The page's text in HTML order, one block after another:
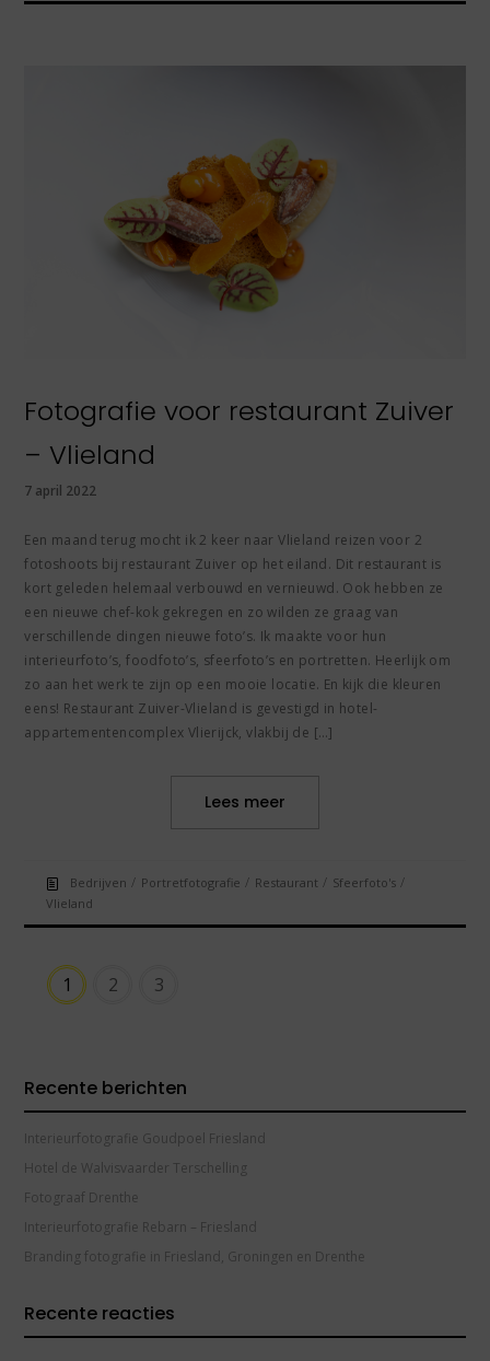
Fotografie voor restaurant Zuiver
– Vlieland
7 april 2022
Een maand terug mocht ik 2 keer naar Vlieland reizen voor 2
fotoshoots bij restaurant Zuiver op het eiland. Dit restaurant is
kort geleden helemaal verbouwd en vernieuwd. Ook hebben ze
een nieuwe chef-kok gekregen en zo wilden ze graag van
verschillende dingen nieuwe foto’s. Ik maakte voor hun
interieurfoto’s, foodfoto’s, sfeerfoto’s en portretten. Heerlijk om
zo aan het werk te zijn op een mooie locatie. En kijk die kleuren
eens! Restaurant Zuiver-Vlieland is gevestigd in hotel-
appartementencomplex Vlierijck, vlakbij de […]
Lees meer
Bedrijven / Portretfotografie / Restaurant / Sfeerfoto's /
Vlieland
1 2 3
Recente berichten
Interieurfotografie Goudpoel Friesland
Hotel de Walvisvaarder Terschelling
Fotograaf Drenthe
Interieurfotografie Rebarn – Friesland
Branding fotografie in Friesland, Groningen en Drenthe
Recente reacties